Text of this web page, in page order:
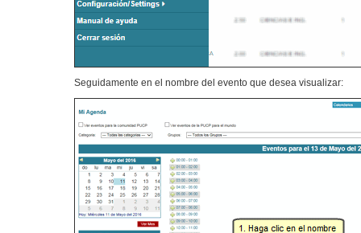
Seguidamente en el nombre del evento que desea visualizar: